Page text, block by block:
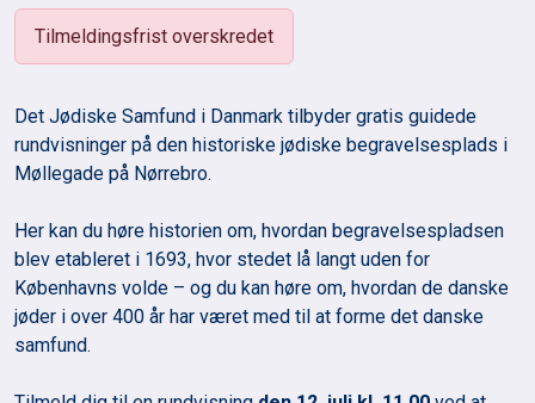
Tilmeldingsfrist overskredet
Det Jødiske Samfund i Danmark tilbyder gratis guidede
rundvisninger på den historiske jødiske begravelsesplads i
Møllegade på Nørrebro.
Her kan du høre historien om, hvordan begravelsespladsen
blev etableret i 1693, hvor stedet lå langt uden for
Københavns volde – og du kan høre om, hvordan de danske
jøder i over 400 år har været med til at forme det danske
samfund.